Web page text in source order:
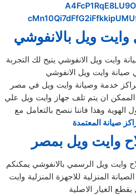
وايت ويل بالانفوشي
وايت ويل الانفوشي يتيح لك التجربة
صيانة وايت ويل الانفوشي
خدمة وصيانة وايت ويل في مصر
ان يتم تلف جهاز وايت ويل علي
وهذا فاننا ننصح بالتعامل مع
صيانة المعتمدة
وايت ويل بمصر
وايت ويل الرسمي بالانفوشي يمكنكم
المنزلية للاجهزة المنزلية وايت
بقطع الغيار الاصلية